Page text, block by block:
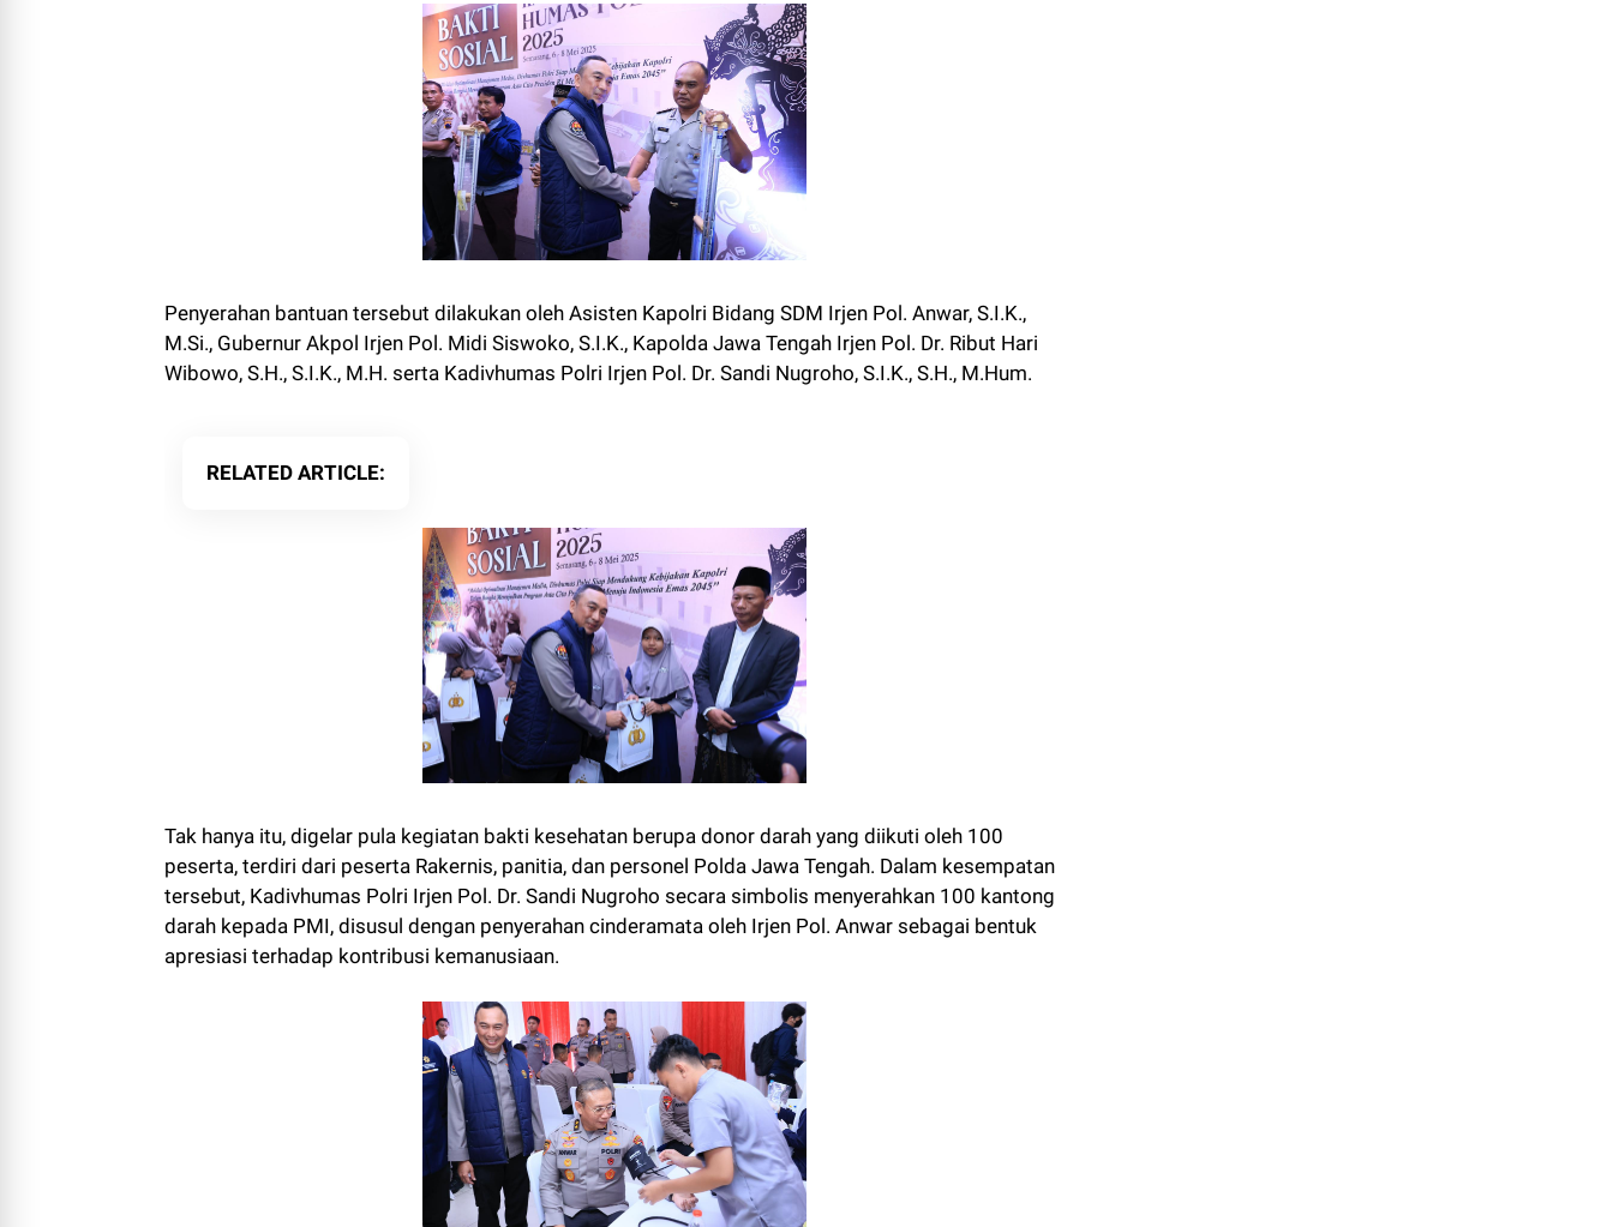
Penyerahan bantuan tersebut dilakukan oleh Asisten Kapolri Bidang SDM Irjen Pol. Anwar, S.I.K.,
M.Si., Gubernur Akpol Irjen Pol. Midi Siswoko, S.I.K., Kapolda Jawa Tengah Irjen Pol. Dr. Ribut Hari
Wibowo, S.H., S.I.K., M.H. serta Kadivhumas Polri Irjen Pol. Dr. Sandi Nugroho, S.I.K., S.H., M.Hum.
RELATED ARTICLE
Tak hanya itu, digelar pula kegiatan bakti kesehatan berupa donor darah yang diikuti oleh 100
peserta, terdiri dari peserta Rakernis, panitia, dan personel Polda Jawa Tengah. Dalam kesempatan
tersebut, Kadivhumas Polri Irjen Pol. Dr. Sandi Nugroho secara simbolis menyerahkan 100 kantong
darah kepada PMI, disusul dengan penyerahan cinderamata oleh Irjen Pol. Anwar sebagai bentuk
apresiasi terhadap kontribusi kemanusiaan.